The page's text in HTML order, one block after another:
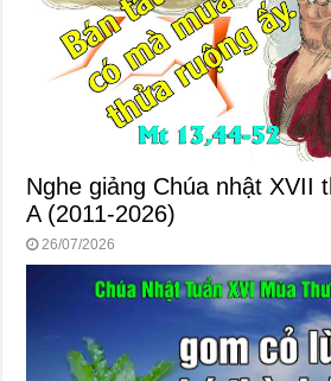
Nghe giảng Chúa nhật XVII
A (2011-2026)
26/07/2026